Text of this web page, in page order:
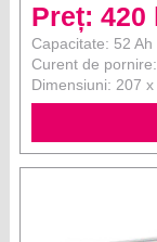
Preț: 420
Capacitate: 52 Ah
Curent de
Dimensiuni: 207